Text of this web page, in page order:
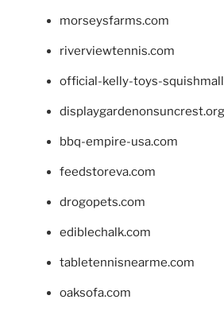
morseysfarms.com
riverviewtennis.com
official-kelly-toys-
displaygardenonsuncrest.org
bbq-empire-usa.com
feedstoreva.com
drogopets.com
ediblechalk.com
tabletennisnearme.com
oaksofa.com